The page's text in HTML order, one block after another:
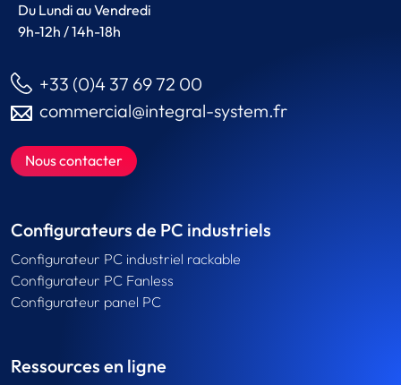
Du Lundi au Vendredi
9h-12h / 14h-18h
+33 (0)4 37 69 72 00
commercial@integral-system.fr
Nous contacter
Configurateurs de PC industriels
Configurateur PC industriel rackable
Configurateur PC Fanless
Configurateur panel PC
Ressources en ligne